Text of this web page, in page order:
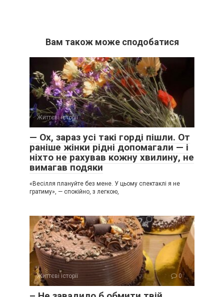
Вам також може сподобатися
Життєві історії 0
— Ох, зараз усі такі горді пішли. От
раніше жінки рідні допомагали — і
ніхто не рахував кожну хвилину, не
вимагав подяки
«Весілля плануйте без мене. У цьому спектаклі я не
гратиму», — спокійно, з легкою,
Життєві історії 0